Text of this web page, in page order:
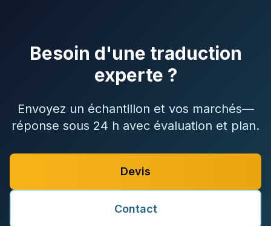
Besoin d'une traduction
experte ?
Envoyez un échantillon et vos marchés—
réponse sous 24 h avec évaluation et plan.
Devis
Contact